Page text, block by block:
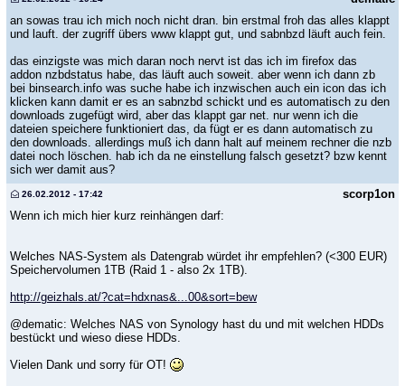
an sowas trau ich mich noch nicht dran. bin erstmal froh das alles klappt
und lauft. der zugriff übers www klappt gut, und sabnbzd läuft auch fein.
das einzigste was mich daran noch nervt ist das ich im firefox das
addon nzbdstatus habe, das läuft auch soweit. aber wenn ich dann zb
bei binsearch.info was suche habe ich inzwischen auch ein icon das ich
klicken kann damit er es an sabnzbd schickt und es automatisch zu den
downloads zugefügt wird, aber das klappt gar net. nur wenn ich die
dateien speichere funktioniert das, da fügt er es dann automatisch zu
den downloads. allerdings muß ich dann halt auf meinem rechner die nzb
datei noch löschen. hab ich da ne einstellung falsch gesetzt? bzw kennt
sich wer damit aus?
scorp1on
26.02.2012 - 17:42
Wenn ich mich hier kurz reinhängen darf:
Welches NAS-System als Datengrab würdet ihr empfehlen? (<300 EUR)
Speichervolumen 1TB (Raid 1 - also 2x 1TB).
http://geizhals.at/?cat=hdxnas&...00&sort=bew
@dematic: Welches NAS von Synology hast du und mit welchen HDDs
bestückt und wieso diese HDDs.
Vielen Dank und sorry für OT!